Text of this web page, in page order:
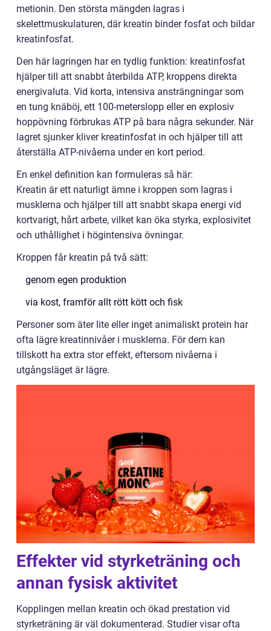
metionin. Den största mängden lagras i
skelettmuskulaturen, där kreatin binder fosfat och bildar
kreatinfosfat.
Den här lagringen har en tydlig funktion: kreatinfosfat
hjälper till att snabbt återbilda ATP, kroppens direkta
energivaluta. Vid korta, intensiva ansträngningar som
en tung knäböj, ett 100-meterslopp eller en explosiv
hoppövning förbrukas ATP på bara några sekunder. När
lagret sjunker kliver kreatinfosfat in och hjälper till att
återställa ATP-nivåerna under en kort period.
En enkel definition kan formuleras så här:
Kreatin är ett naturligt ämne i kroppen som lagras i
musklerna och hjälper till att snabbt skapa energi vid
kortvarigt, hårt arbete, vilket kan öka styrka, explosivitet
och uthållighet i högintensiva övningar.
Kroppen får kreatin på två sätt:
genom egen produktion
via kost, framför allt rött kött och fisk
Personer som äter lite eller inget animaliskt protein har
ofta lägre kreatinnivåer i musklerna. För dem kan
tillskott ha extra stor effekt, eftersom nivåerna i
utgångsläget är lägre.
Effekter vid styrketräning och
annan fysisk aktivitet
Kopplingen mellan kreatin och ökad prestation vid
styrketräning är väl dokumenterad. Studier visar ofta